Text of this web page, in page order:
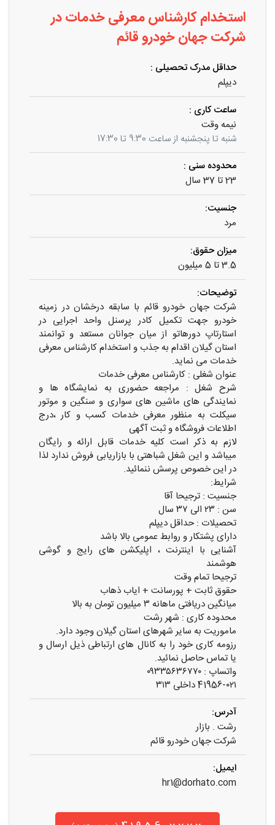
استخدام کارشناس معرفی خدمات در
شرکت جهان خودرو قائم
حداقل مدرک تحصیلی :
دیپلم
ساعت کاری :
نیمه وقت
شنبه تا پنجشنبه از ساعت 9:30 تا 17:30
محدوده سنی :
23 تا 37 سال
جنسیت:
مرد
میزان حقوق:
3.5 تا 5 میلیون
توضیحات:
شرکت جهان خودرو قائم با سابقه درخشان در زمینه
خودرو جهت تکمیل کادر پرسنل واحد اجرایی در
استارتاپ دورهاتو از میان جوانان مستعد و توانمند
استان گیلان اقدام به جذب و استخدام کارشناس معرفی
خدمات می نماید.
عنوان شغلی : کارشناس معرفی خدمات
شرح شغل : مراجعه حضوری به نمایشگاه ها و
نمایندگی های ماشین های سواری و سنگین و موتور
سیکلت به منظور معرفی خدمات کسب و کار ،درج
اطلاعات فروشگاه و ثبت آگهی
لازم به ذکر است کلیه خدمات قابل ارائه و رایگان
میباشد و این شغل شباهتی با بازاریابی فروش ندارد لذا
در این خصوص پرسش ننمائید.
شرایط:
جنسیت : ترجیحا آقا
سن : ۲۳ الی ۳۷ سال
تحصیلات : حداقل دیپلم
دارای پشتکار و روابط عمومی بالا باشد
آشنایی با اینترنت ، اپلیکشن های رایج و گوشی
هوشمند
ترجیحا تمام وقت
حقوق ثابت + پورسانت + ایاب ذهاب
میانگین دریافتی ماهانه ۳ میلیون تومان به بالا
محدوده کاری : شهر رشت
ماموریت به سایر شهرهای استان گیلان وجود دارد.
رزومه کاری خود را به کانال های ارتباطی ذیل ارسال و
یا تماس حاصل نمائید.
واتساپ : ۰۹۳۳۵۶۳۶۷۷۰
41956-۰۲۱ داخلی ۳۱۳
آدرس:
رشت . بازار
شرکت جهان خودرو قائم
ایمیل:
hr1@dorhato.com